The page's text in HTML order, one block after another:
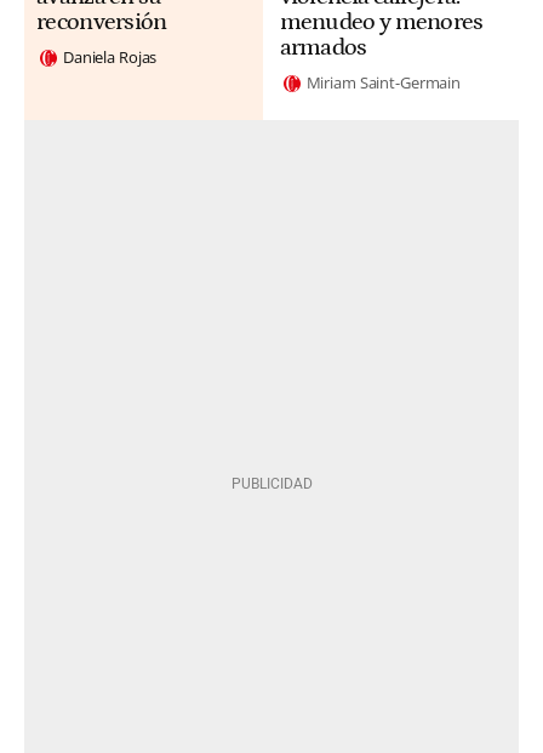
reconversión
Daniela Rojas
menudeo y menores
armados
Miriam Saint-Germain